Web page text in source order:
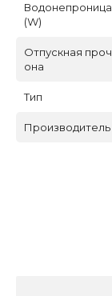
(W)
Отпускная
она
Тип
Производитель